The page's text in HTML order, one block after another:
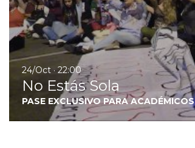
24/Oct · 22:00
No Estás Sola
PASE EXCLUSIVO PARA ACADÉMICOS